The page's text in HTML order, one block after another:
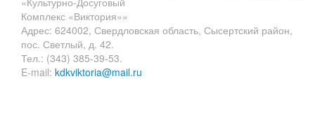
Комплекс «Виктория»»
Адрес: 624002, Свердловская область, Сысертский район,
пос. Светлый, д. 42.
Тел.: (343) 385-39-53.
E-mail: kdkviktoria@mail.ru